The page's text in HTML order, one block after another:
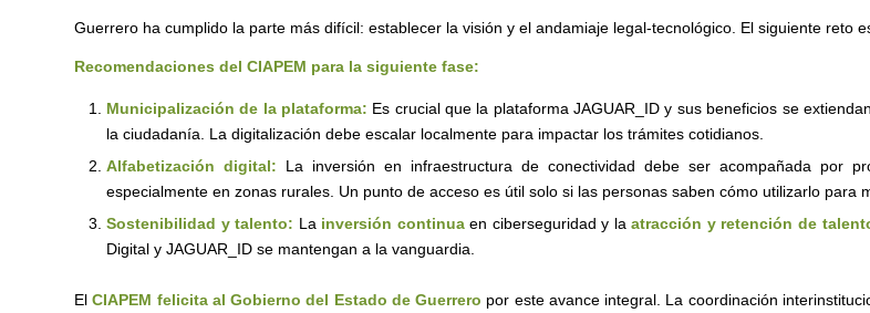
Guerrero ha cumplido la parte más difícil: establecer la visión y el andamiaje legal-tecnológico. El siguiente reto
Recomendaciones del CIAPEM para la siguiente fase:
Municipalización de la plataforma: Es crucial que la plataforma JAGUAR_ID y sus beneficios se
la ciudadanía. La digitalización debe escalar localmente para impactar los trámites cotidianos.
Alfabetización digital: La inversión en infraestructura de conectividad debe ser acompañada por
especialmente en zonas rurales. Un punto de acceso es útil solo si las personas saben cómo utilizarlo para
Sostenibilidad y talento: La inversión continuaen ciberseguridad y laatracción y retención de
Digital y JAGUAR_ID se mantengan a la vanguardia.
ElCIAPEM felicita al Gobierno del Estado de Guerrero por este avance integral. La coordinación